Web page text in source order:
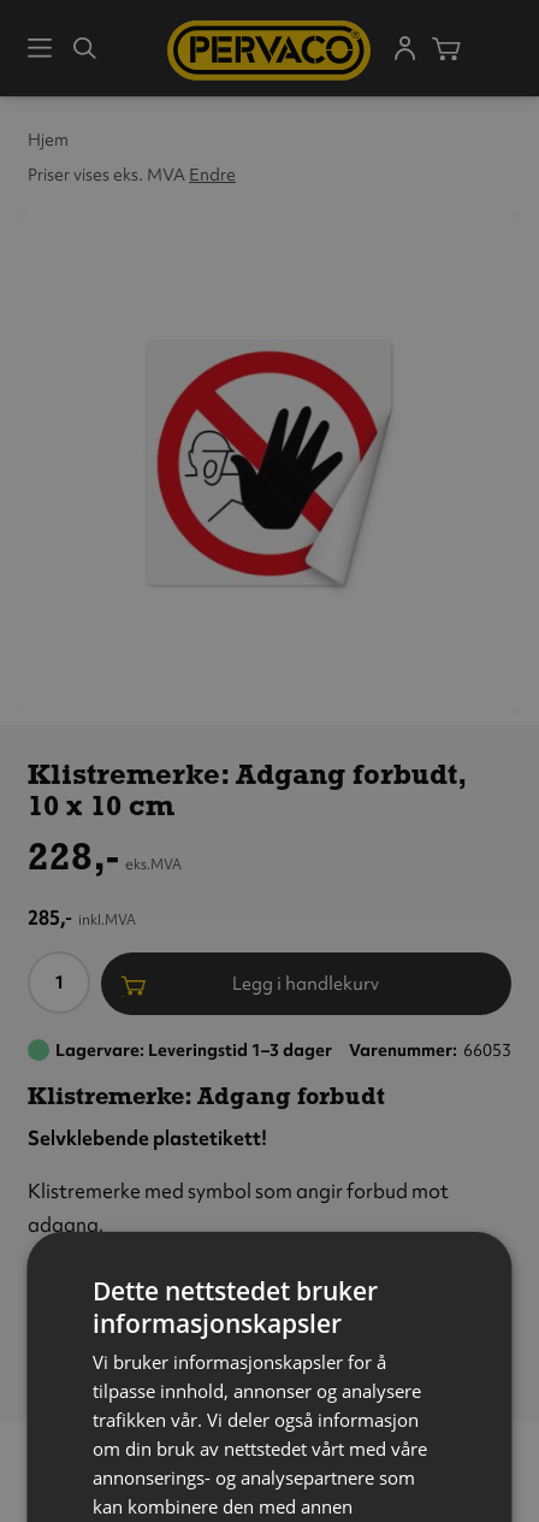
MenySøk
Hjem
Priser vises eks. MVA Endre
forbudt,
10 x 10 cm
Klistremerke: Adgang forbudt,
10 x 10 cm
228,- eks.MVA
285,- inkl.MVA
Antall Legg i handlekurv
Lagervare: Leveringstid 1–3 dager Varenummer 66053
Klistremerke: Adgang forbudt
Selvklebende plastetikett!
Klistremerke med symbol som angir forbud mot
adgang.
Materiale:
Plast
Størrelse:
100 x 100 mm
Selvklebende
Dette nettstedet bruker
informasjonskapsler
Vi bruker informasjonskapsler for å
tilpasse innhold, annonser og analysere
trafikken vår. Vi deler også informasjon
om din bruk av nettstedet vårt med våre
annonserings- og analysepartnere som
kan kombinere den med annen